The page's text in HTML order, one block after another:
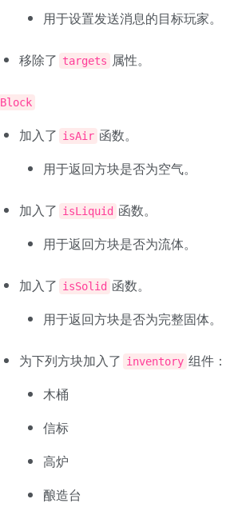
用于设置发送消息的目标玩家。
移除了 targets 属性。
Block
加入了 isAir 函数。
用于返回方块是否为空气。
加入了 isLiquid 函数。
用于返回方块是否为流体。
加入了 isSolid 函数。
用于返回方块是否为完整固体。
为下列方块加入了 inventory 组件：
木桶
信标
高炉
酿造台